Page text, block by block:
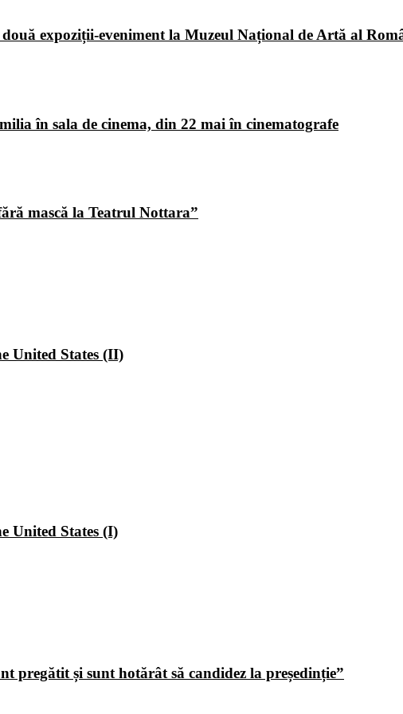
expoziții-eveniment la Muzeul Național de Artă al
în sala de cinema, din 22 mai în cinematografe
mască la Teatrul Nottara”
United States (II)
United States (I)
pregătit și sunt hotărât să candidez la președinție”